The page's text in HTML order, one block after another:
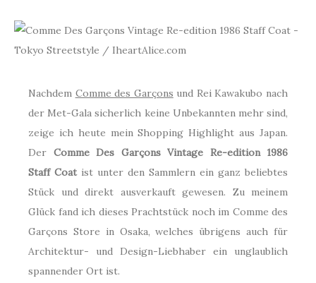
Nachdem Comme des Garçons und Rei Kawakubo nach
der Met-Gala sicherlich keine Unbekannten mehr sind,
zeige ich heute mein Shopping Highlight aus Japan.
Der Comme Des Garçons Vintage Re-edition 1986
Staff Coatist unter den Sammlern ein ganz beliebtes
Stück und direkt ausverkauft gewesen. Zu meinem
Glück fand ich dieses Prachtstück noch im Comme des
Garçons Store in Osaka, welches übrigens auch für
Architektur- und Design-Liebhaber ein unglaublich
spannender Ort ist.